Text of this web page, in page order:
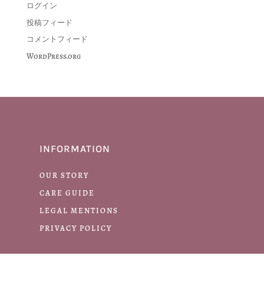
ログイン
投稿フィード
コメントフィード
WordPress.org
INFORMATION
OUR STORY
CARE GUIDE
LEGAL MENTIONS
PRIVACY POLICY